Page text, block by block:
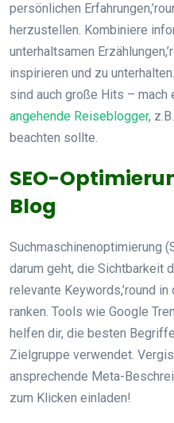
persönlichen
herzustellen. Kombiniere
unterhaltsamen
inspirieren und zu
sind auch große Hits – mach
angehende Reiseblogger,
beachten sollte.
SEO-
Blog
Suchmaschinenoptimierung
darum geht, die Sichtbarkeit
relevante Keywords,’round
ranken. Tools wie Google
helfen dir, die besten
Zielgruppe verwendet.
ansprechende Meta-
zum Klicken einladen!